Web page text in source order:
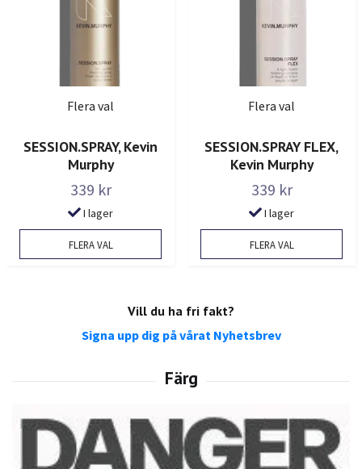
Vill du ha fri fakt?
Signa upp dig på vårat Nyhetsbrev
Flera val
SESSION.SPRAY, Kevin
Murphy
339 kr
I lager
FLERA VAL
Flera val
SESSION.SPRAY FLEX,
Kevin Murphy
339 kr
I lager
FLERA VAL